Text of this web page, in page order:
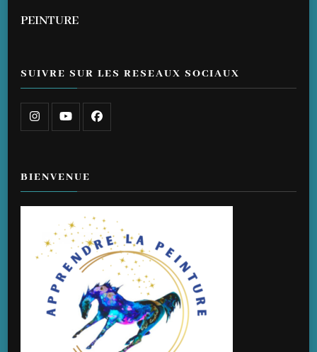
PEINTURE
SUIVRE SUR LES RESEAUX SOCIAUX
BIENVENUE